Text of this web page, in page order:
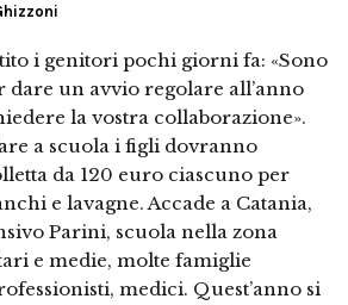
i genitori pochi giorni fa: «Sono
dare un avvio regolare all’anno
la vostra collaborazione».
a scuola i figli dovranno
da 120 euro ciascuno per
e lavagne. Accade a Catania,
Parini, scuola nella zona
e medie, molte famiglie
medici. Quest’anno si